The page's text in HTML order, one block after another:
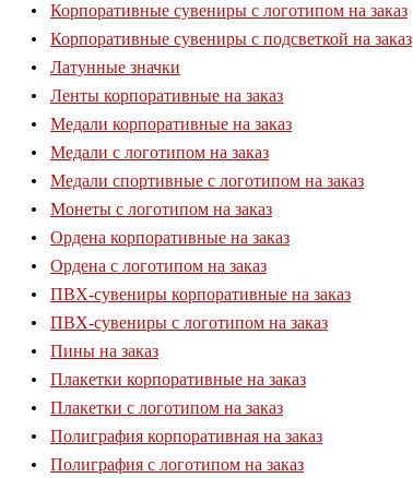
Корпоративные сувениры с логотипом на заказ
Корпоративные сувениры с подсветкой на заказ
Латунные значки
Ленты корпоративные на заказ
Медали корпоративные на заказ
Медали с логотипом на заказ
Медали спортивные с логотипом на заказ
Монеты с логотипом на заказ
Ордена корпоративные на заказ
Ордена с логотипом на заказ
ПВХ-сувениры корпоративные на заказ
ПВХ-сувениры с логотипом на заказ
Пины на заказ
Плакетки корпоративные на заказ
Плакетки с логотипом на заказ
Полиграфия корпоративная на заказ
Полиграфия с логотипом на заказ